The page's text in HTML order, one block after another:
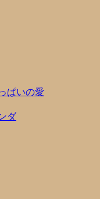
ぱいの愛
ダ